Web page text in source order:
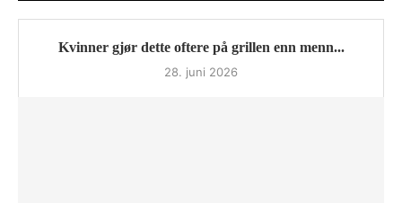
Kvinner gjør dette oftere på grillen enn menn...
28. juni 2026